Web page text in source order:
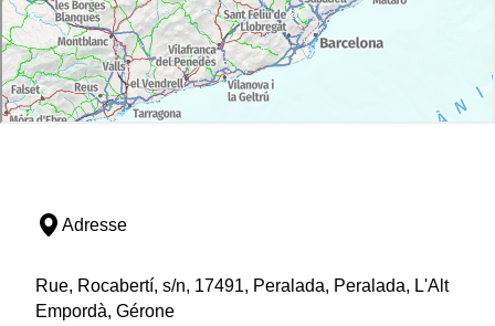
Adresse
Rue, Rocabertí, s/n, 17491, Peralada, Peralada, L'Alt
Empordà, Gérone